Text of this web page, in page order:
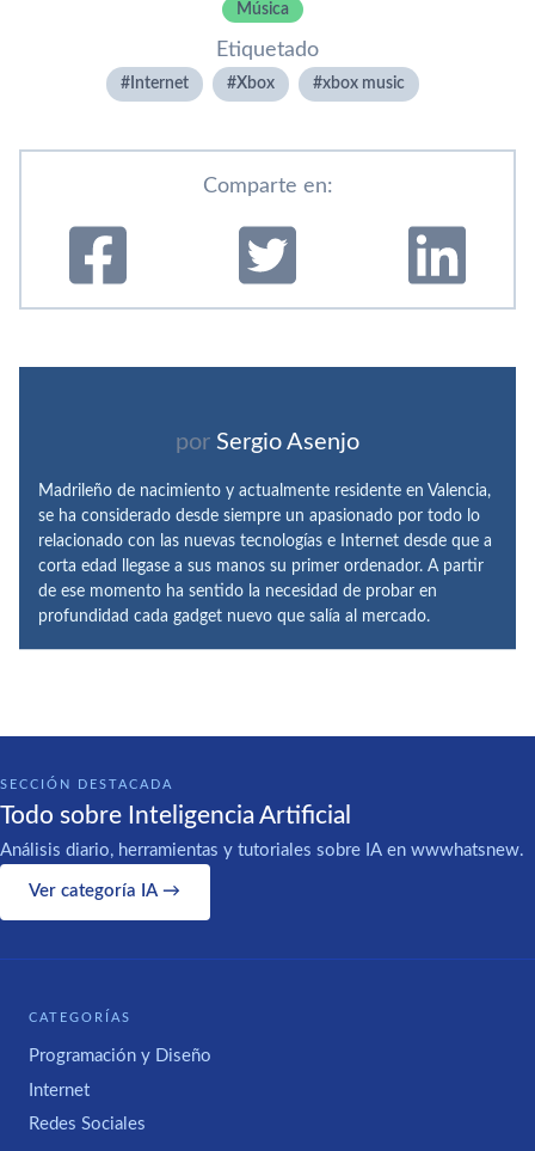
Música
Etiquetado
Internet Xbox xbox music
Comparte en:
por Sergio Asenjo
Madrileño de nacimiento y actualmente residente en Valencia,
se ha considerado desde siempre un apasionado por todo lo
relacionado con las nuevas tecnologías e Internet desde que a
corta edad llegase a sus manos su primer ordenador. A partir
de ese momento ha sentido la necesidad de probar en
profundidad cada gadget nuevo que salía al mercado.
SECCIÓN DESTACADA
Todo sobre Inteligencia Artificial
Análisis diario, herramientas y tutoriales sobre IA en wwwhatsnew.
Ver categoría IA →
CATEGORÍAS
Programación y Diseño
Internet
Redes Sociales